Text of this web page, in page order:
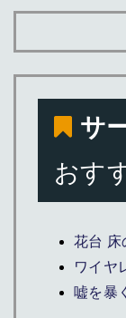
サ
おす
花台 床
ワイヤ
嘘を暴